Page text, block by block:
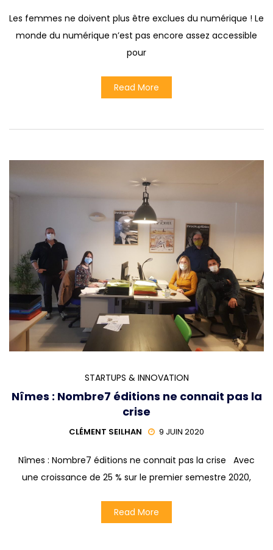
Les femmes ne doivent plus être exclues du numérique ! Le
monde du numérique n’est pas encore assez accessible
pour
Read More
STARTUPS & INNOVATION
Nîmes : Nombre7 éditions ne connait pas la
crise
CLÉMENT SEILHAN 9 JUIN 2020
Nîmes : Nombre7 éditions ne connait pas la crise Avec
une croissance de 25 % sur le premier semestre 2020,
Read More